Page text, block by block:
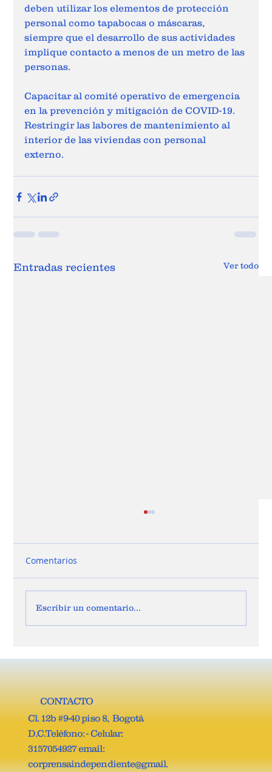
deben utilizar los elementos de protección
personal como tapabocas o máscaras,
siempre que el desarrollo de sus actividades
implique contacto a menos de un metro de las
personas.
Capacitar al comité operativo de emergencia
en la prevención y mitigación de COVID-19.
Restringir las labores de mantenimiento al
interior de las viviendas con personal
externo.
Entradas recientes Ver todo
SECRETARIO GENERAL DE LA COMISIÓN
QUINTA DE LA CÁMARA DE
REPRESENTANTES.
Comentarios
Escribir un comentario...
CONTACTO
Cl. 12b #9-40 piso 8, Bogotá
D.C.Teléfono: - Celular:
3157054927 email:
corprensaindependiente@gmail.